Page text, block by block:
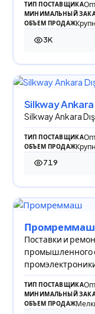
ТИП ПОСТАВЩИКА
МИНИМАЛЬНЫЙ
ОБЪЕМ ПРОДАЖ
3K
2 997 просмотров
Silkway
Silkway Ankara
ТИП ПОСТАВЩИКА
ОБЪЕМ ПРОДАЖ
719
719 просмотров
Промреммаш
Поставки и
промышленного
ТИП ПОСТАВЩИКА
МИНИМАЛЬНЫЙ
ОБЪЕМ ПРОДАЖ